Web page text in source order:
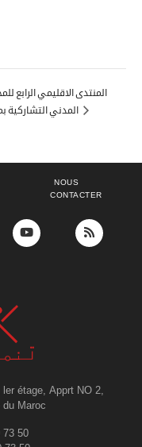
المنتدى الاقليمي الرابع
المدني التشاركية بمكناس
NOUS
CONTACTER
étage, Apprt NO 2,
Maroc
50